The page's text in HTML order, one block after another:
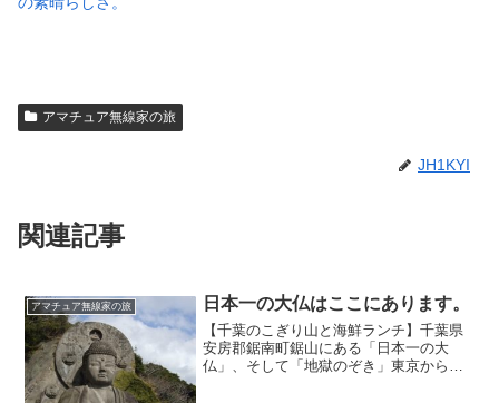
アマチュア無線家の旅
JH1KYI
関連記事
アマチュア無線家の旅 日本一の大仏はここにあります。
【千葉のこぎり山と海鮮ランチ】千葉県
安房郡鋸南町鋸山にある「日本一の大
仏」、そして「地獄のぞき」東京から日